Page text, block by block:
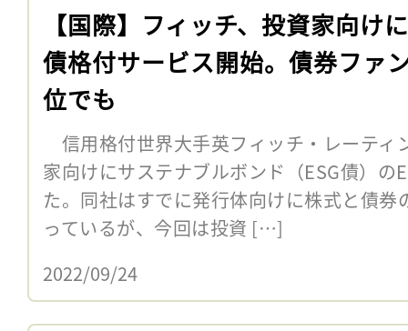
【国際】フィッチ、投資家向け
債格付サービス開始。債券ファ
位でも
信用格付世界大手英フィッチ・レーティ
家向けにサステナブルボンド（ESG債）の
た。同社はすでに発行体向けに株式と債券
っているが、今回は投資 […]
2022/09/24